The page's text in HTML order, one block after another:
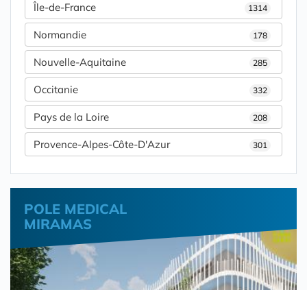
Île-de-France 1314
Normandie 178
Nouvelle-Aquitaine 285
Occitanie 332
Pays de la Loire 208
Provence-Alpes-Côte-D'Azur 301
POLE MEDICAL
MIRAMAS